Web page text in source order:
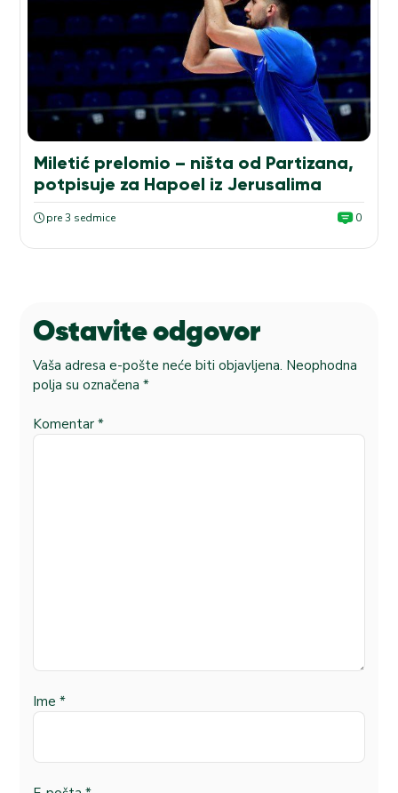
Miletić prelomio – ništa od Partizana,
potpisuje za Hapoel iz Jerusalima
pre 3 sedmice 0
Ostavite odgovor
Vaša adresa e-pošte neće biti objavljena. Neophodna
polja su označena *
Komentar *
Ime *